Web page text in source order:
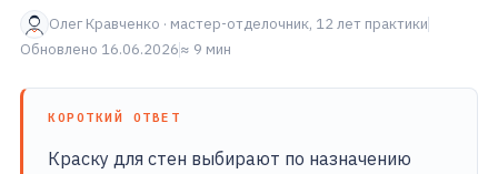
Олег Кравченко · мастер-отделочник, 12 лет практики
Обновлено 16.06.2026≈ 9 мин
КОРОТКИЙ ОТВЕТ
Краску для стен выбирают по назначению